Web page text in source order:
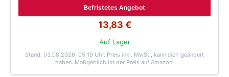
Befristetes Angebot
13,83 €
Auf Lager
Stand: 03.08.2026, 05:19 Uhr. Preis inkl. MwSt., kann sich geändert
haben. Maßgeblich ist der Preis auf Amazon.